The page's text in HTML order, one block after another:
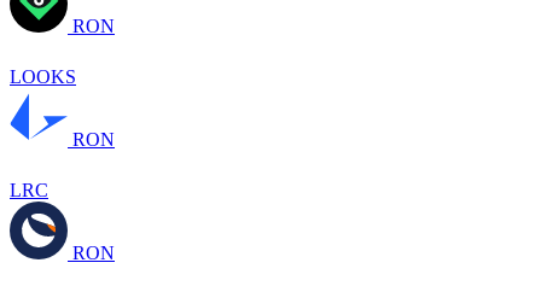
RON
LOOKS
RON
LRC
RON